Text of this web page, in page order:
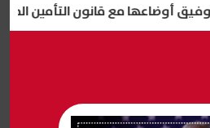
مع قانون التأمين الموحد| عاجل